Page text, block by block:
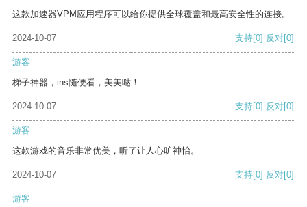
这款加速器VPM应用程序可以给你提供全球覆盖和最高安全性的连接。
2024-10-07 支持[0] 反对[0]
游客
梯子神器，ins随便看，美美哒！
2024-10-07 支持[0] 反对[0]
游客
这款游戏的音乐非常优美，听了让人心旷神怡。
2024-10-07 支持[0] 反对[0]
游客